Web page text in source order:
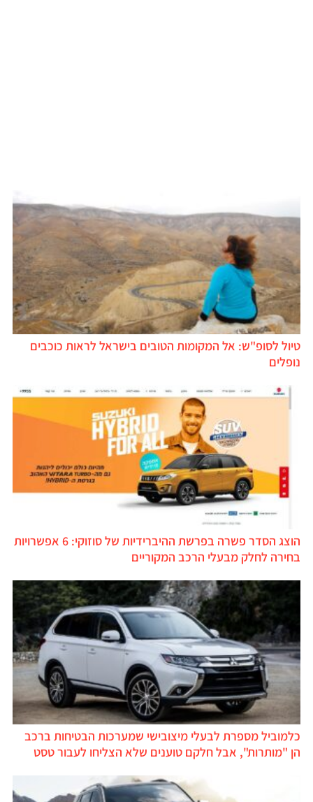
טיול לסופ"ש: אל המקומות הטובים בישראל לראות כוכבים
נופלים
הוצג הסדר פשרה בפרשת ההיברידיות של סוזוקי: 6 אפשרויות
בחירה לחלק מבעלי הרכב המקוריים
כלמוביל מספרת לבעלי מיצובישי שמערכות הבטיחות ברכב
הן "מותרות", אבל חלקם טוענים שלא הצליחו לעבור טסט